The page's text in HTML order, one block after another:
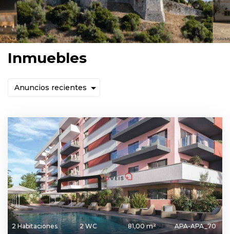
Inmuebles
2 Habitaciones 2 WC 81,00 m² APA-APA_70